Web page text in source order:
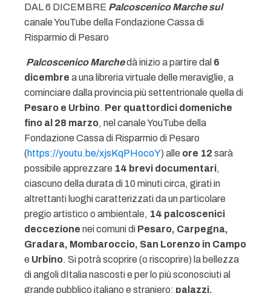
DAL 6 DICEMBRE Palcoscenico Marche sul
canale YouTube della Fondazione Cassa di
Risparmio di Pesaro
Palcoscenico Marchedà inizio a partire dal 6
dicembre a una libreria virtuale delle meraviglie, a
cominciare dalla provincia più settentrionale quella di
Pesaro e Urbino. Per quattordici domeniche
fino al 28 marzo, nel canale YouTube della
Fondazione Cassa di Risparmio di Pesaro
(https://youtu.be/xjsKqPHocoY) alle ore 12 sarà
possibile apprezzare 14 brevi documentari,
ciascuno della durata di 10 minuti circa, girati in
altrettanti luoghi caratterizzati da un particolare
pregio artistico o ambientale, 14 palcoscenici
deccezione nei comuni di Pesaro, Carpegna,
Gradara, Mombaroccio, San Lorenzo in Campo
e Urbino. Si potrà scoprire (o riscoprire) la bellezza
di angoli dItalia nascosti e per lo più sconosciuti al
grande pubblico italiano e straniero: palazzi,